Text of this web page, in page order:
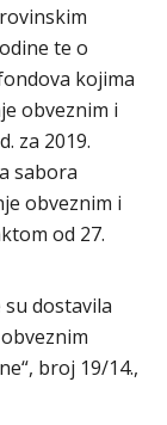
te o
kojima
obveznim i
za 2019.
sabora
obveznim i
od 27.
dostavila
broj 19/14.,